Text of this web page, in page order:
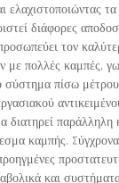
ελαχιστοποιώντας
διάφορες
τον
με πολλές καμπές,
σύστημα πίσω
διατηρεί παράλληλη
καμπής.
και